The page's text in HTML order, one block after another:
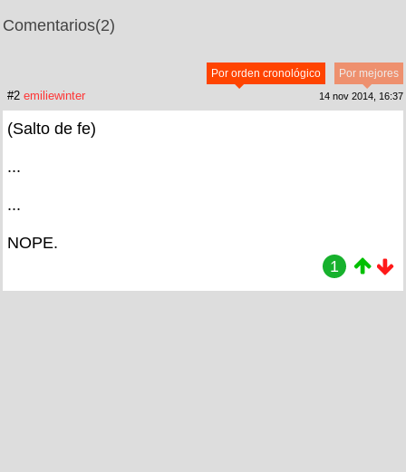
Comentarios(2)
Por mejores
Por orden cronológico
#2 emiliewinter 14 nov 2014, 16:37
(Salto de fe)
...
...
NOPE.
1